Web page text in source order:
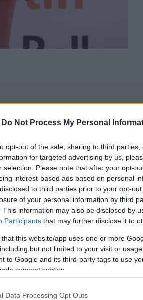
Do Not Process My Personal
opt-out of the sale, sharing to third
for targeted advertising by us,
selection. Please note that after your opt-
interest-based ads based on personal
to third parties prior to your opt-
of your personal information by third
This information may also be disclosed by
Participants that may further disclose it to
that this website/app uses one or more
but not limited to your visit or
to Google and its third-party tags to use
consent section.
Data Processing Opt Outs
Pinterest
filmfesztivál, ahol a
az utóbbi időben